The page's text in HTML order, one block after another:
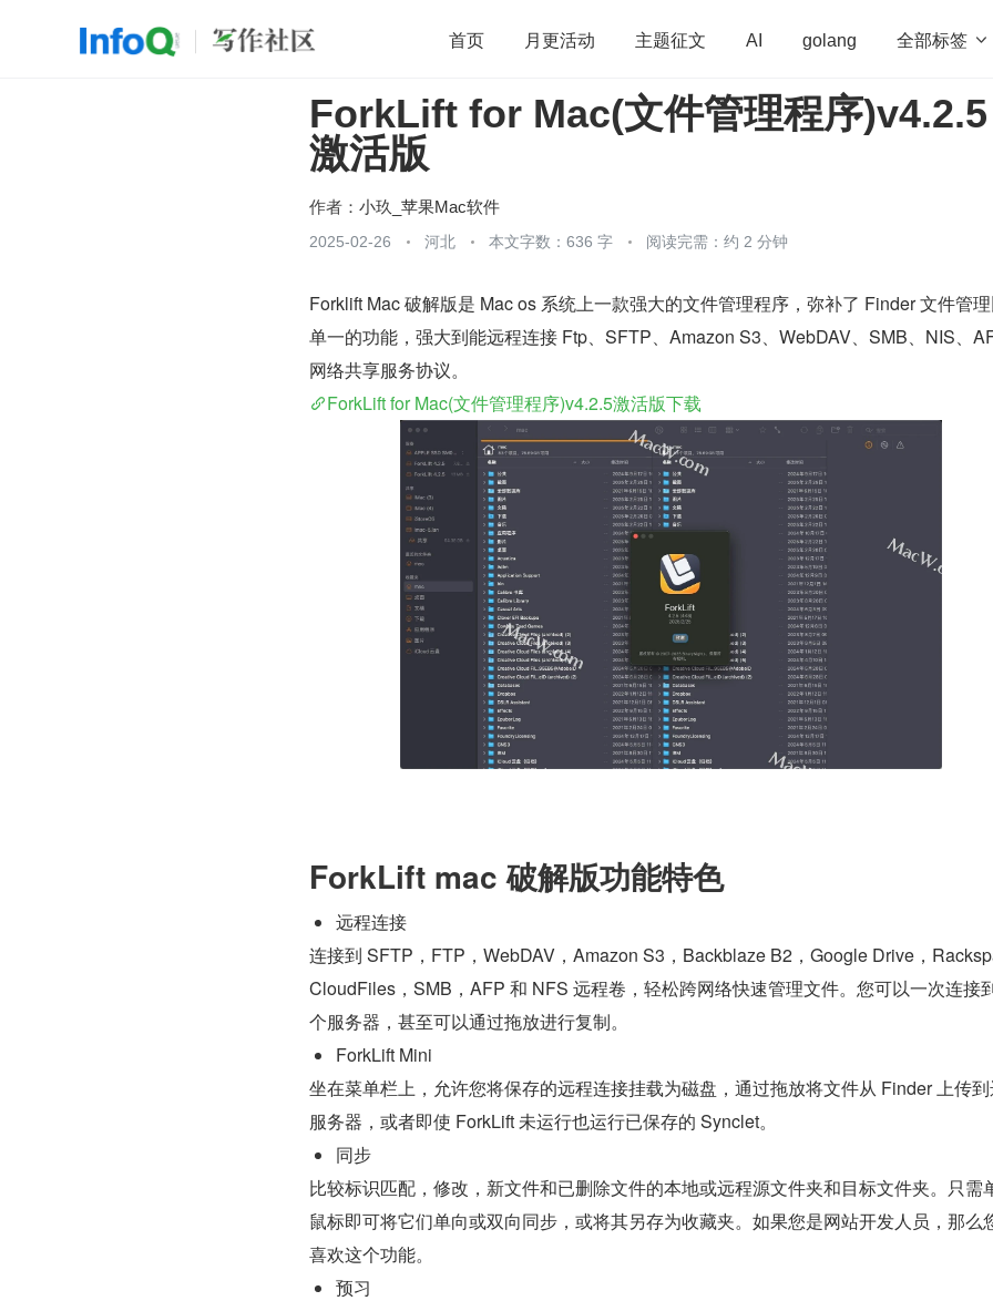
首页 月更活动 主题征文 AI golang 全部标签 
开源 架构 OpenHarmony 算法 学习方法 Web3.0 高
团队管理
ForkLift for Mac(文件管理程序)v4.2.5
激活版
作者： 小玖_苹果Mac软件
2025-02-26 河北 本文字数：636 字 阅读完需：约 2 分钟
Forklift Mac 破解版是 Mac os 系统上一款强大的文件管理程序，弥补了 Finder 文件管
单一的功能，强大到能远程连接 Ftp、SFTP、Amazon S3、WebDAV、SMB、NIS、
网络共享服务协议。
ForkLift for Mac(文件管理程序)v4.2.5激活版下载
ForkLift mac 破解版功能特色
远程连接
连接到 SFTP，FTP，WebDAV，Amazon S3，Backblaze B2，Google Drive，
CloudFiles，SMB，AFP 和 NFS 远程卷，轻松跨网络快速管理文件。您可以一次连接
个服务器，甚至可以通过拖放进行复制。
ForkLift Mini
坐在菜单栏上，允许您将保存的远程连接挂载为磁盘，通过拖放将文件从 Finder 上传
服务器，或者即使 ForkLift 未运行也运行已保存的 Synclet。
同步
比较标识匹配，修改，新文件和已删除文件的本地或远程源文件夹和目标文件夹。只需
鼠标即可将它们单向或双向同步，或将其另存为收藏夹。如果您是网站开发人员，那么
喜欢这个功能。
预习